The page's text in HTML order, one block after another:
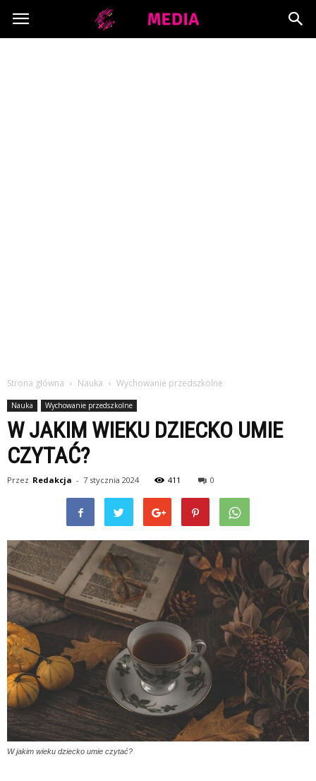
Copymedia.pl
Strona główna Nauka Wychowanie przedszkolne
Nauka Wychowanie przedszkolne
W JAKIM WIEKU DZIECKO UMIE
CZYTAĆ?
Przez Redakcja - 7 stycznia 2024 411 0
W jakim wieku dziecko umie czytać?